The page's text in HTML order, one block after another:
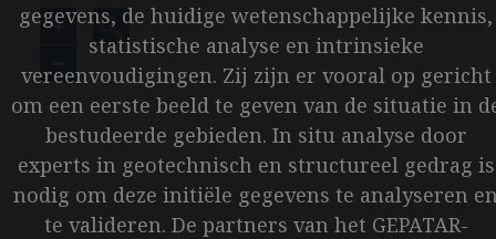
gegevens, de huidige wetenschappelijke kennis,
statistische analyse en intrinsieke
vereenvoudigingen. Zij zijn er vooral op gericht
om een eerste beeld te geven van de situatie in
bestudeerde gebieden. In situ analyse door
experts in geotechnisch en structureel gedrag is
nodig om deze initiële gegevens te analyseren
te valideren. De partners van het GEPATAR-
+
−